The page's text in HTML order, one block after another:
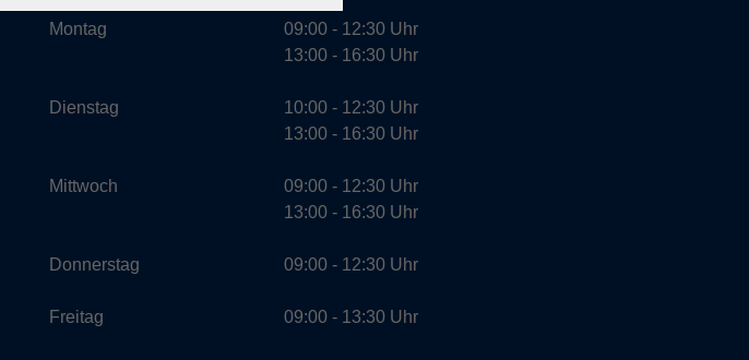
Montag
Dienstag
Mittwoch
Donnerstag
Freitag
09:00 - 12:30 Uhr
13:00 - 16:30 Uhr
10:00 - 12:30 Uhr
13:00 - 16:30 Uhr
09:00 - 12:30 Uhr
13:00 - 16:30 Uhr
09:00 - 12:30 Uhr
09:00 - 13:30 Uhr